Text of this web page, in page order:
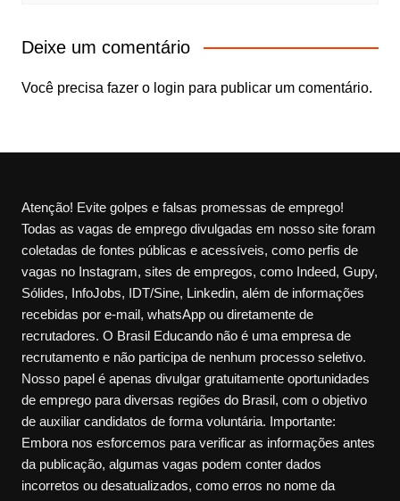
Deixe um comentário
Você precisa fazer o login para publicar um comentário.
Atenção! Evite golpes e falsas promessas de emprego!
Todas as vagas de emprego divulgadas em nosso site foram
coletadas de fontes públicas e acessíveis, como perfis de
vagas no Instagram, sites de empregos, como Indeed, Gupy,
Sólides, InfoJobs, IDT/Sine, Linkedin, além de informações
recebidas por e-mail, whatsApp ou diretamente de
recrutadores. O Brasil Educando não é uma empresa de
recrutamento e não participa de nenhum processo seletivo.
Nosso papel é apenas divulgar gratuitamente oportunidades
de emprego para diversas regiões do Brasil, com o objetivo
de auxiliar candidatos de forma voluntária. Importante:
Embora nos esforcemos para verificar as informações antes
da publicação, algumas vagas podem conter dados
incorretos ou desatualizados, como erros no nome da